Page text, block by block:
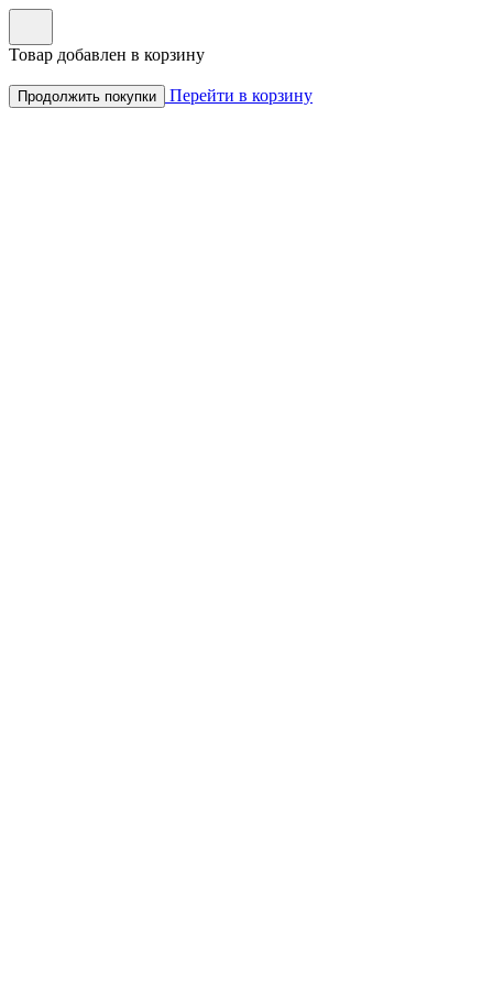
Товар добавлен в корзину
Продолжить покупки Перейти в корзину